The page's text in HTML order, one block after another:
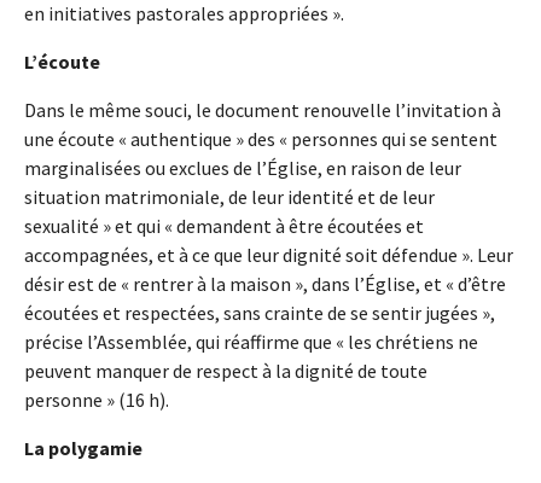
en initiatives pastorales appropriées ».
L’écoute
Dans le même souci, le document renouvelle l’invitation à
une écoute « authentique » des « personnes qui se sentent
marginalisées ou exclues de l’Église, en raison de leur
situation matrimoniale, de leur identité et de leur
sexualité » et qui « demandent à être écoutées et
accompagnées, et à ce que leur dignité soit défendue ». Leur
désir est de « rentrer à la maison », dans l’Église, et « d’être
écoutées et respectées, sans crainte de se sentir jugées »,
précise l’Assemblée, qui réaffirme que « les chrétiens ne
peuvent manquer de respect à la dignité de toute
personne » (16 h).
La polygamie